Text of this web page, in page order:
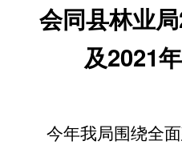
会同县林业
及2021
今年我局围绕全